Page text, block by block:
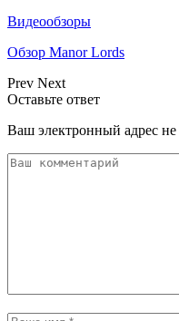
Видеообзоры
Обзор Manor Lords
Prev Next
Оставьте ответ
Ваш электронный адрес не